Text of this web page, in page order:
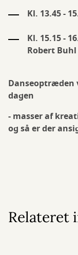
Kl. 13.45 -
Kl. 15.15 -
Robert Buhl
Danseoptræden
dagen
- masser af
og så er der
Relateret